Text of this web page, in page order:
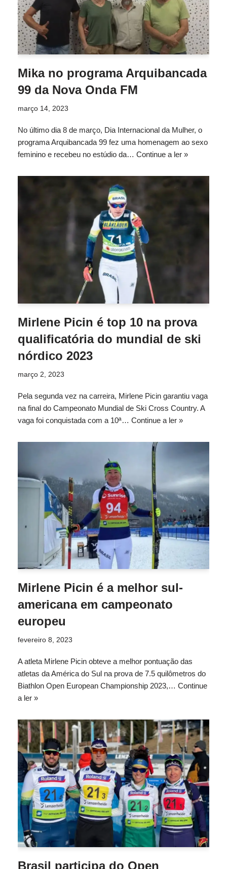
Mika no programa Arquibancada
99 da Nova Onda FM
março 14, 2023
No último dia 8 de março, Dia Internacional da Mulher, o
programa Arquibancada 99 fez uma homenagem ao sexo
feminino e recebeu no estúdio da… Continue a ler »
Mirlene Picin é top 10 na prova
qualificatória do mundial de ski
nórdico 2023
março 2, 2023
Pela segunda vez na carreira, Mirlene Picin garantiu vaga
na final do Campeonato Mundial de Ski Cross Country. A
vaga foi conquistada com a 10ª… Continue a ler »
Mirlene Picin é a melhor sul-
americana em campeonato
europeu
fevereiro 8, 2023
A atleta Mirlene Picin obteve a melhor pontuação das
atletas da América do Sul na prova de 7.5 quilômetros do
Biathlon Open European Championship 2023,… Continue
a ler »
Brasil participa do Open